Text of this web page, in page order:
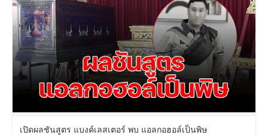
เปิดผลชันสูตร แบงค์เลสเตอร์ พบ แอลกอฮอล์เป็นพิษ